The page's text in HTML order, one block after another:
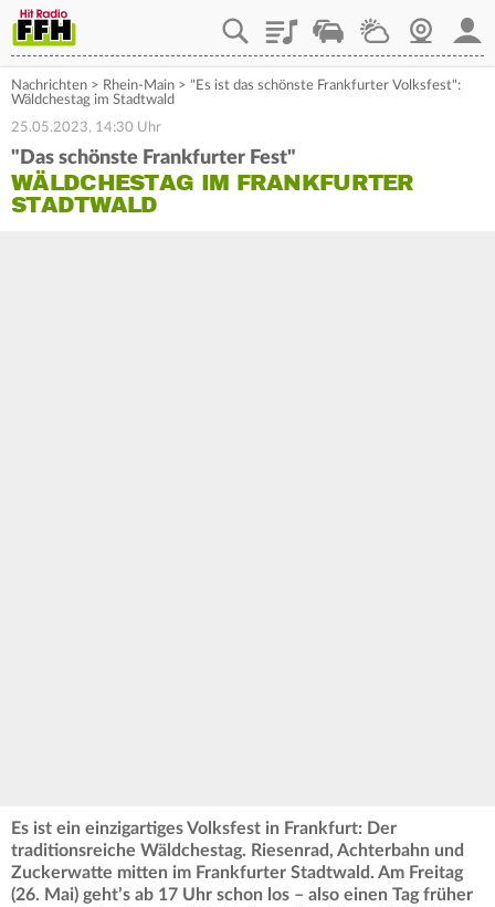
PlaylistStaupilotWetterWebcam
Nachrichten > Rhein-Main > "Es ist das schönste Frankfurter Volksfest":
Wäldchestag im Stadtwald
25.05.2023, 14:30 Uhr
"Das schönste Frankfurter Fest"
WÄLDCHESTAG IM FRANKFURTER
STADTWALD
Es ist ein einzigartiges Volksfest in Frankfurt: Der
traditionsreiche Wäldchestag. Riesenrad, Achterbahn und
Zuckerwatte mitten im Frankfurter Stadtwald. Am Freitag
(26. Mai) geht’s ab 17 Uhr schon los – also einen Tag früher